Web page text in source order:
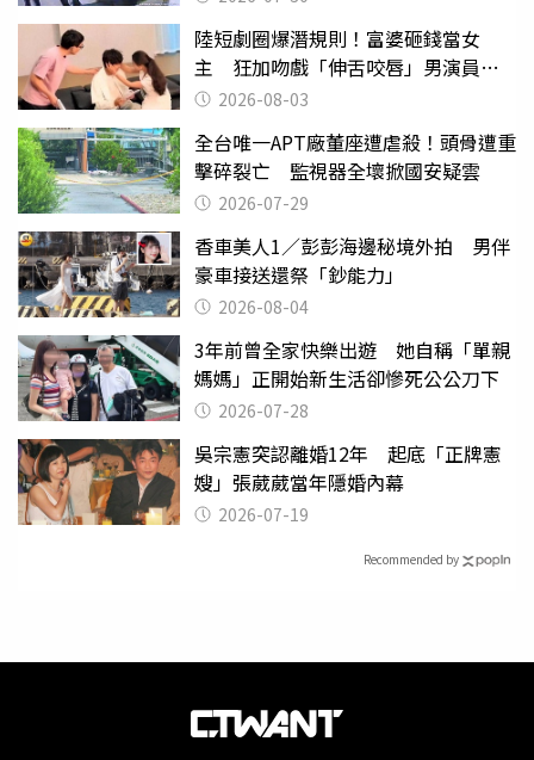
陸短劇圈爆潛規則！富婆砸錢當女
主 狂加吻戲「伸舌咬唇」男演員崩
潰 2026-08-03
全台唯一APT廠董座遭虐殺！頭骨遭重
擊碎裂亡 監視器全壞掀國安疑雲
2026-07-29
香車美人1／彭彭海邊秘境外拍 男伴
豪車接送還祭「鈔能力」
2026-08-04
3年前曾全家快樂出遊 她自稱「單親
媽媽」正開始新生活卻慘死公公刀下
2026-07-28
吳宗憲突認離婚12年 起底「正牌憲
嫂」張葳葳當年隱婚內幕
2026-07-19
Recommended by